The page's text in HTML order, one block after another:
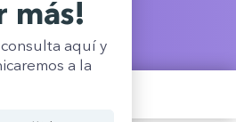
más!
consulta aquí y
a la